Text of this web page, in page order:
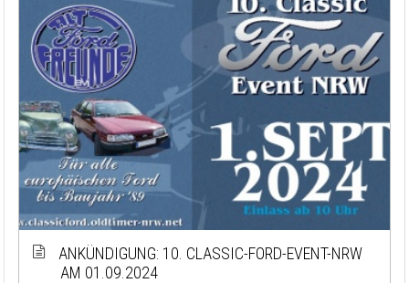
ANKÜNDIGUNG: 10. CLASSIC-FORD-EVENT-NRW
AM 01.09.2024